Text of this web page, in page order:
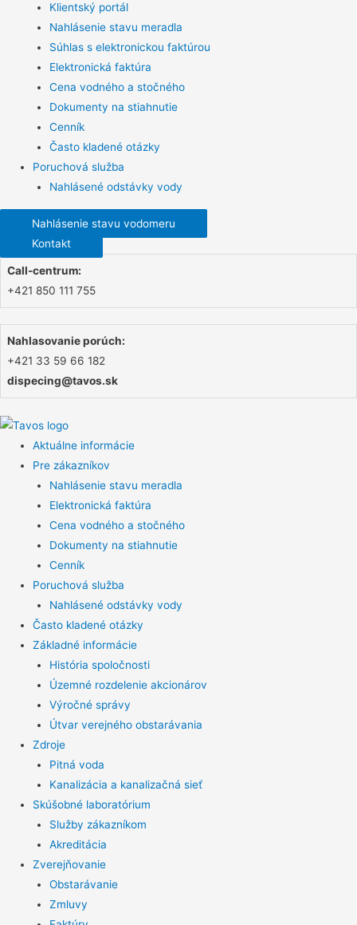
Klientský portál
Nahlásenie stavu meradla
Súhlas s elektronickou faktúrou
Elektronická faktúra
Cena vodného a stočného
Dokumenty na stiahnutie
Cenník
Často kladené otázky
Poruchová služba
Nahlásené odstávky vody
Nahlásenie stavu vodomeru
Kontakt
Call-centrum:
+421 850 111 755
Nahlasovanie porúch:
+421 33 59 66 182
dispecing@tavos.sk
Aktuálne informácie
Pre zákazníkov
Nahlásenie stavu meradla
Elektronická faktúra
Cena vodného a stočného
Dokumenty na stiahnutie
Cenník
Poruchová služba
Nahlásené odstávky vody
Často kladené otázky
Základné informácie
História spoločnosti
Územné rozdelenie akcionárov
Výročné správy
Útvar verejného obstarávania
Zdroje
Pitná voda
Kanalizácia a kanalizačná sieť
Skúšobné laboratórium
Služby zákazníkom
Akreditácia
Zverejňovanie
Obstarávanie
Zmluvy